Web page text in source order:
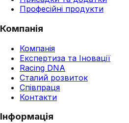
Професійні продукти
Компанія
Компанія
Експертиза та Іновації
Racing DNA
Сталий розвиток
Співпраця
Контакти
Інформація